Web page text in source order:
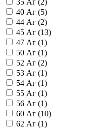
35 Аг (2)
40 Аг (5)
44 Аг (2)
45 Аг (13)
47 Аг (1)
50 Аг (1)
52 Аг (2)
53 Аг (1)
54 Аг (1)
55 Аг (1)
56 Аг (1)
60 Аг (10)
62 Аг (1)